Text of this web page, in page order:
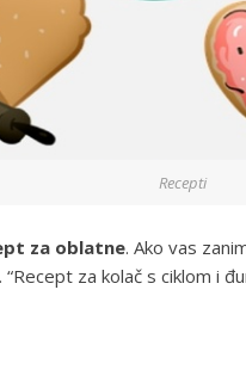
Recepti
za oblatne. Ako vas
“Recept za kolač s ciklom i